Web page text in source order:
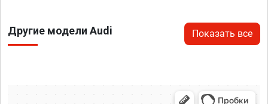
Другие модели Audi Показать все